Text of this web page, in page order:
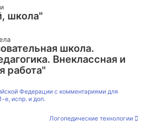
школа"
школа.
Внеклассная и
работа"
Федерации с комментариями для
е, испр. и доп.
Логопедические технологии